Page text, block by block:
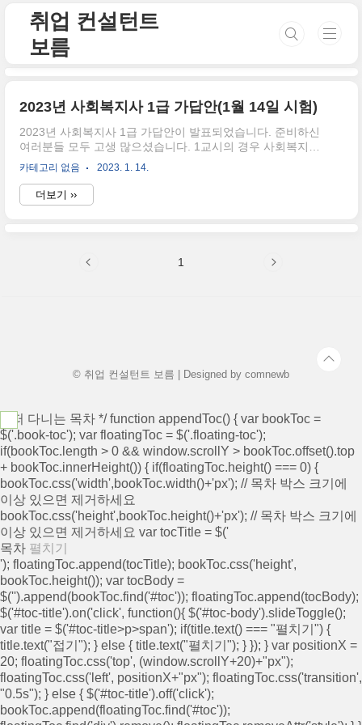
취업 컨설턴트
보름
2023년 사회복지사 1급 가답안(1월 14일 시험)
2023년 사회복지사 1급 가답안이 발표되었습니다. 준비하신
여러분들 모두 고생 많으셨습니다. 1교시의 경우 사회복지기
초(50문항) 인간행동과 사회환경 그리고 사회복지조사론을
보셨을 거고요, 2교시로는 사회복지실천(75문항)으로 사회복
지실천론, 사회복지실천기술론, 지역사회복지론을, 마지막으
로 3교시에는 사회복지정책과 제도(75문항)로 사회복지정책
1 12번 3 13번 3 14번 3 15번 5 16번 4 17번 4 18번 5 19번 2
카테고리 없음 2023. 1. 14.
더보기 ››
1
© 취업 컨설턴트 보름 | Designed by comnewb
/* 떠 다니는 목차 */ function appendToc() { var bookToc =
$('.book-toc'); var floatingToc = $('.floating-toc');
if(bookToc.length > 0 && window.scrollY > bookToc.offset().top
+ bookToc.innerHeight()) { if(floatingToc.height() === 0) {
bookToc.css('width',bookToc.width()+'px'); // 목차 박스 크기에
이상 있으면 제거하세요
bookToc.css('height',bookToc.height()+'px'); // 목차 박스 크기에
이상 있으면 제거하세요 var tocTitle = $('
목차 펼치기
'); floatingToc.append(tocTitle); bookToc.css('height',
bookToc.height()); var tocBody =
$('').append(bookToc.find('#toc')); floatingToc.append(tocBody);
$('#toc-title').on('click', function(){ $('#toc-body').slideToggle();
var title = $('#toc-title>p>span'); if(title.text() === "펼치기") {
title.text("접기"); } else { title.text("펼치기"); } }); } var positionX =
20; floatingToc.css('top', (window.scrollY+20)+"px");
floatingToc.css('left', positionX+"px"); floatingToc.css('transition',
"0.5s"); } else { $('#toc-title').off('click');
bookToc.append(floatingToc.find('#toc'));